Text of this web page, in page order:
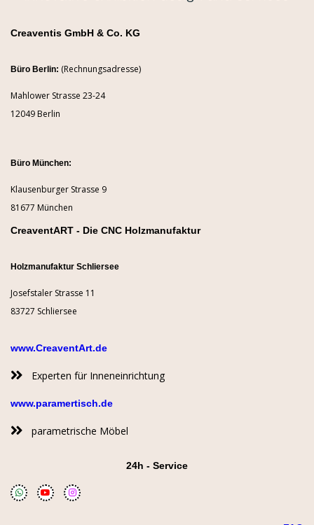
Creaventis GmbH & Co. KG
Büro Berlin: (Rechnungsadresse)
Mahlower Strasse 23-24
12049 Berlin
Büro München:
Klausenburger Strasse 9
81677 München
CreaventART - Die CNC Holzmanufaktur
Holzmanufaktur Schliersee
Josefstaler Strasse 11
83727 Schliersee
www.CreaventArt.de
Experten für Inneneinrichtung
www.paramertisch.de
parametrische Möbel
24h - Service